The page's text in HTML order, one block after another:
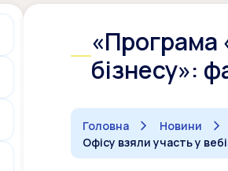
«Програма
бізнесу»:
Головна Новини
Офісу взяли участь у